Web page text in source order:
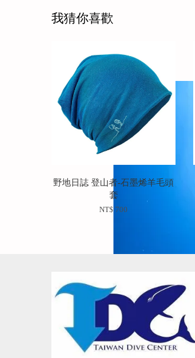
我猜你喜歡
野地日誌 登山者-石墨烯羊毛頭
套
NT$ 700